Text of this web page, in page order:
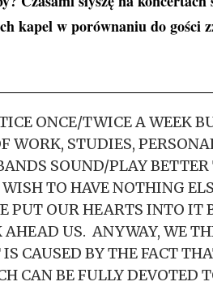
kapel w porównaniu do gości
ONCE/TWICE A WEEK
WORK, STUDIES,
SOUND/PLAY
TO HAVE NOTHING
PUT OUR HEARTS INTO IT
US. ANYWAY, WE
CAUSED BY THE FACT
CAN BE FULLY DEVOTED